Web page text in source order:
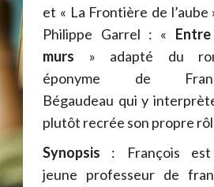
et « La Frontière de l’aube
Philippe Garrel : «
murs » adapté du
éponyme de
Bégaudeau qui y
plutôt recrée son propre
Synopsis : François
jeune professeur de